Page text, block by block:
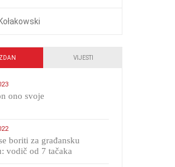
VIJESTI
ono svoje
boriti za građansku
vodič od 7 tačaka